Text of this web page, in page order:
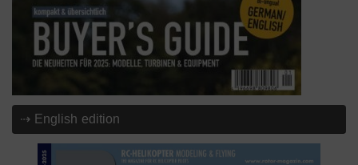
⇢ English edition